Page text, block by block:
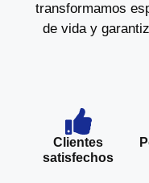
transformamos
de vida y
Clientes
satisfechos